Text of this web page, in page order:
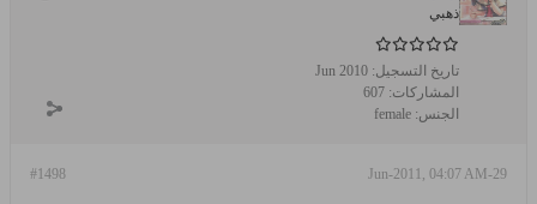
ذهبي
تاريخ التسجيل: Jun 2010
المشاركات: 607
الجنس: female
#1498 29-Jun-2011, 04:07 AM